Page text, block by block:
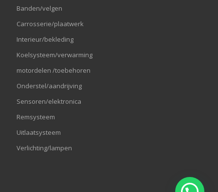
Banden/velgen
Carrosserie/plaatwerk
Interieur/bekleding
Koelsysteem/verwarming
motordelen /toebehoren
Onderstel/aandrijving
Sensoren/elektronica
Remsysteem
Uitlaatsysteem
Verlichting/lampen